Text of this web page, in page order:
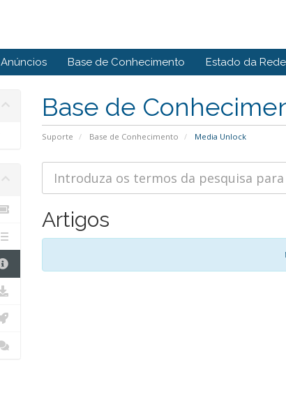
Anúncios Base de Conhecimento Estado da Rede
Base de
Suporte Base de Conhecimento Media Unlock
Artigos